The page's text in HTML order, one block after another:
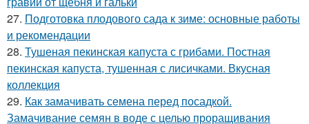
27. Подготовка плодового сада к зиме: основные работы
и рекомендации
28. Тушеная пекинская капуста с грибами. Постная
пекинская капуста, тушенная с лисичками. Вкусная
коллекция
29. Как замачивать семена перед посадкой.
Замачивание семян в воде с целью проращивания